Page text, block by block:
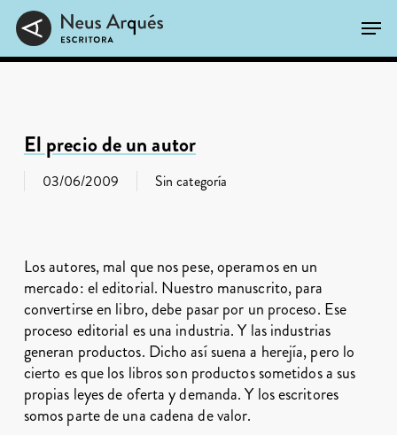
Skip
main
El precio de un autor
03/06/2009 Sin categoría
Los autores, mal que nos pese, operamos en un
mercado: el editorial. Nuestro manuscrito, para
convertirse en libro, debe pasar por un proceso. Ese
proceso editorial es una industria. Y las industrias
generan productos. Dicho así suena a herejía, pero lo
cierto es que los libros son productos sometidos a sus
propias leyes de oferta y demanda. Y los escritores
somos parte de una cadena de valor.
Close